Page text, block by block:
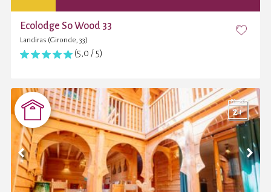
Ecolodge So Wood 33
Landiras (Gironde, 33)
(5,0 / 5)